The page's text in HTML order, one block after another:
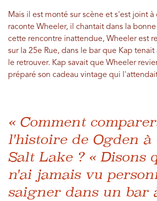
Mais il est monté sur scène et s'est joint à
raconte Wheeler, il chantait dans la
cette rencontre inattendue, Wheeler est
sur la 25e Rue, dans le bar que Kap
le retrouver. Kap savait que Wheeler
préparé son cadeau vintage qui
« Comment
l'histoire de Ogden à
Salt Lake ? « Disons
n'ai jamais vu
saigner dans un bar